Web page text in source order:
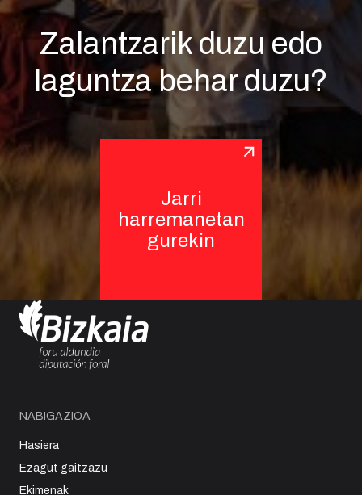
Zalantzarik duzu edo
laguntza behar duzu?
Jarri
harremanetan
gurekin
NABIGAZIOA
Hasiera
Ezagut gaitzazu
Ekimenak